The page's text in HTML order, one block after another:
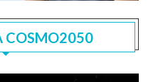
COSMO2050